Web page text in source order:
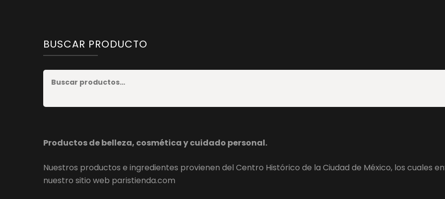
BUSCAR PRODUCTO
Productos de belleza, cosmética y cuidado personal.
Nuestros productos e ingredientes provienen del Centro Histórico de la Ciudad de México, los cuales
nuestro sitio web paristienda.com